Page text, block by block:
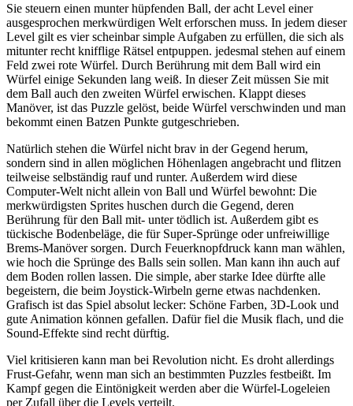
Sie steuern einen munter hüpfenden Ball, der acht Level einer
ausgesprochen merkwürdigen Welt erforschen muss. In jedem dieser
Level gilt es vier scheinbar simple Aufgaben zu erfüllen, die sich als
mitunter recht knifflige Rätsel entpuppen. jedesmal stehen auf einem
Feld zwei rote Würfel. Durch Berührung mit dem Ball wird ein
Würfel einige Sekunden lang weiß. In dieser Zeit müssen Sie mit
dem Ball auch den zweiten Würfel erwischen. Klappt dieses
Manöver, ist das Puzzle gelöst, beide Würfel verschwinden und man
bekommt einen Batzen Punkte gutgeschrieben.
Natürlich stehen die Würfel nicht brav in der Gegend herum,
sondern sind in allen möglichen Höhenlagen angebracht und flitzen
teilweise selbständig rauf und runter. Außerdem wird diese
Computer-Welt nicht allein von Ball und Würfel bewohnt: Die
merkwürdigsten Sprites huschen durch die Gegend, deren
Berührung für den Ball mit- unter tödlich ist. Außerdem gibt es
tückische Bodenbeläge, die für Super-Sprünge oder unfreiwillige
Brems-Manöver sorgen. Durch Feuerknopfdruck kann man wählen,
wie hoch die Sprünge des Balls sein sollen. Man kann ihn auch auf
dem Boden rollen lassen. Die simple, aber starke Idee dürfte alle
begeistern, die beim Joystick-Wirbeln gerne etwas nachdenken.
Grafisch ist das Spiel absolut lecker: Schöne Farben, 3D-Look und
gute Animation können gefallen. Dafür fiel die Musik flach, und die
Sound-Effekte sind recht dürftig.
Viel kritisieren kann man bei Revolution nicht. Es droht allerdings
Frust-Gefahr, wenn man sich an bestimmten Puzzles festbeißt. Im
Kampf gegen die Eintönigkeit werden aber die Würfel-Logeleien
per Zufall über die Levels verteilt.